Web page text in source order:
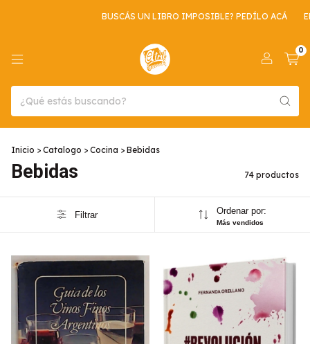
BUSCÁS UN LIBRO IMPOSIBLE? PEDÍLO ACÁ ENVIO GRATIS
0
Inicio > Catalogo > Cocina > Bebidas
Bebidas 74 productos
Filtrar Ordenar por:
Más vendidos